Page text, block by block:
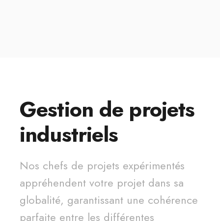
Gestion de projets
industriels
Nos chefs de projets expérimentés
appréhendent votre projet dans sa
globalité, garantissant une cohérence
parfaite entre les différentes